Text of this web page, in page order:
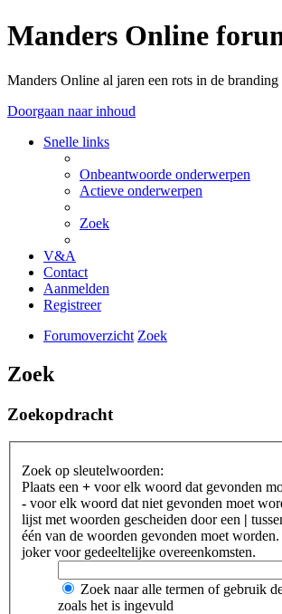
Manders Online
Manders Online al jaren een rots in de branding
Doorgaan naar inhoud
Snelle links
Onbeantwoorde onderwerpen
Actieve onderwerpen
Zoek
V&A
Contact
Aanmelden
Registreer
Forumoverzicht Zoek
Zoek
Zoekopdracht
Zoek op sleutelwoorden:
Plaats een + voor elk woord dat gevonden
- voor elk woord dat niet gevonden moet
lijst met woorden gescheiden door een |
één van de woorden gevonden moet
joker voor gedeeltelijke overeenkomsten.
Zoek naar alle termen of gebruik
zoals het is ingevuld